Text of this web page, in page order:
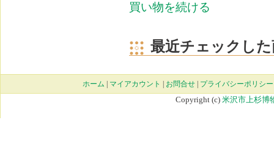
買い物を続ける
最近チェックし
ホーム マイアカウント お問合せ プライバシーポリシー
Copyright (c) 米沢市上杉博